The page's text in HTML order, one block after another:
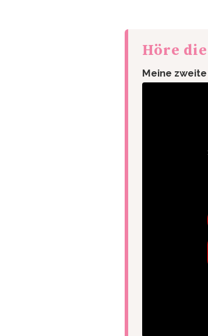
Höre
Meine